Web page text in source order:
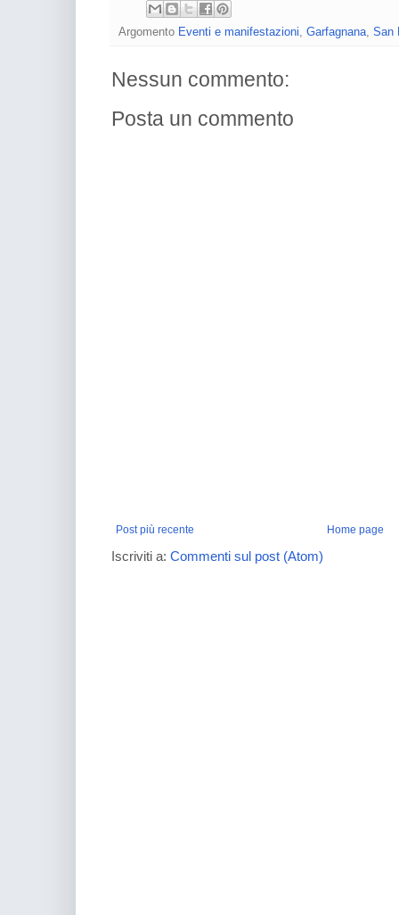
Argomento Eventi e manifestazioni Garfagnana San
Nessun commento:
Posta un commento
Post più recente Home page
Iscriviti a: Commenti sul post (Atom)